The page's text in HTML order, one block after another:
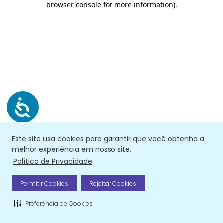
Este site usa cookies para garantir que você obtenha a
melhor experiência em nosso site.
Política de Privacidade
Permitir Cookies Rejeitar Cookies
Preferência de Cookies
browser console for more information).